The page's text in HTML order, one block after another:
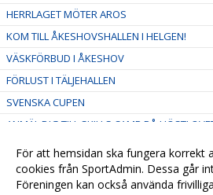
HERRLAGET MÖTER AROS
KOM TILL ÅKESHOVSHALLEN I HELGEN!
VÄSKFÖRBUD I ÅKESHOV
FÖRLUST I TÄLJEHALLEN
SVENSKA CUPEN
ANMÄL DIG TILL SKILLS CAMP PÅ
HEMMAPREMIÄR, ALVIK MÖTER EOS
För att hemsidan ska fungera korrekt
cookies från SportAdmin. Dessa går
Föreningen kan också använda